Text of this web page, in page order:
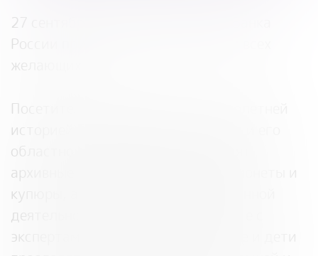
27 сентября Отделение Вологда Банка
России приглашает к себе в гости всех
желающих
Посетители познакомятся с многолетней
историей Государственного банка и его
областного подразделения, увидят
архивные документы, старинные монеты и
купюры, а также узнают о современной
деятельности Банка России. Вместе с
экспертами Банка России взрослые и дети